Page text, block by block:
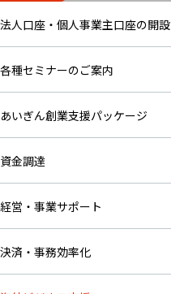
法人口座・個人事業主口座の開設
各種セミナーのご案内
あいぎん創業支援パッケージ
資金調達
経営・事業サポート
決済・事務効率化